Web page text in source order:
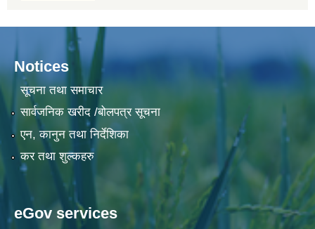
Notices
सूचना तथा समाचार
सार्वजनिक खरीद /बोलपत्र सूचना
एन, कानुन तथा निर्देशिका
कर तथा शुल्कहरु
eGov services